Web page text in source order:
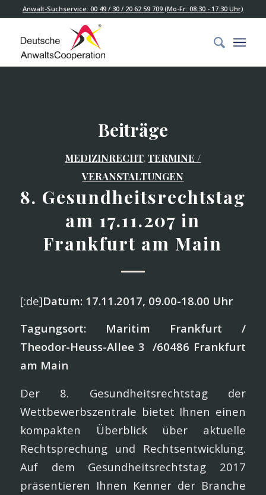
Anwalt-Suchservice: 00 49 / 30 / 20 62 59 709 (Mo-Fr: 08:30 - 17:30 Uhr)
Beiträge
MEDIZINRECHT,TERMINE /
VERANSTALTUNGEN
8. Gesundheitsrechtstag
am 17.11.207 in
Frankfurt am Main
[:de]Datum: 17.11.2017, 09.00-18.00 Uhr
Tagungsort: Maritim Frankfurt /
Theodor-Heuss-Allee 3 /60486 Frankfurt
am Main
Der 8. Gesundheitsrechtstag der
Wettbewerbszentrale bietet Ihnen einen
kompakten Überblick über aktuelle
Rechtsprechung und Rechtsentwicklung.
Auf dem Gesundheitsrechtstag 2017
präsentieren Ihnen Kenner der Branche